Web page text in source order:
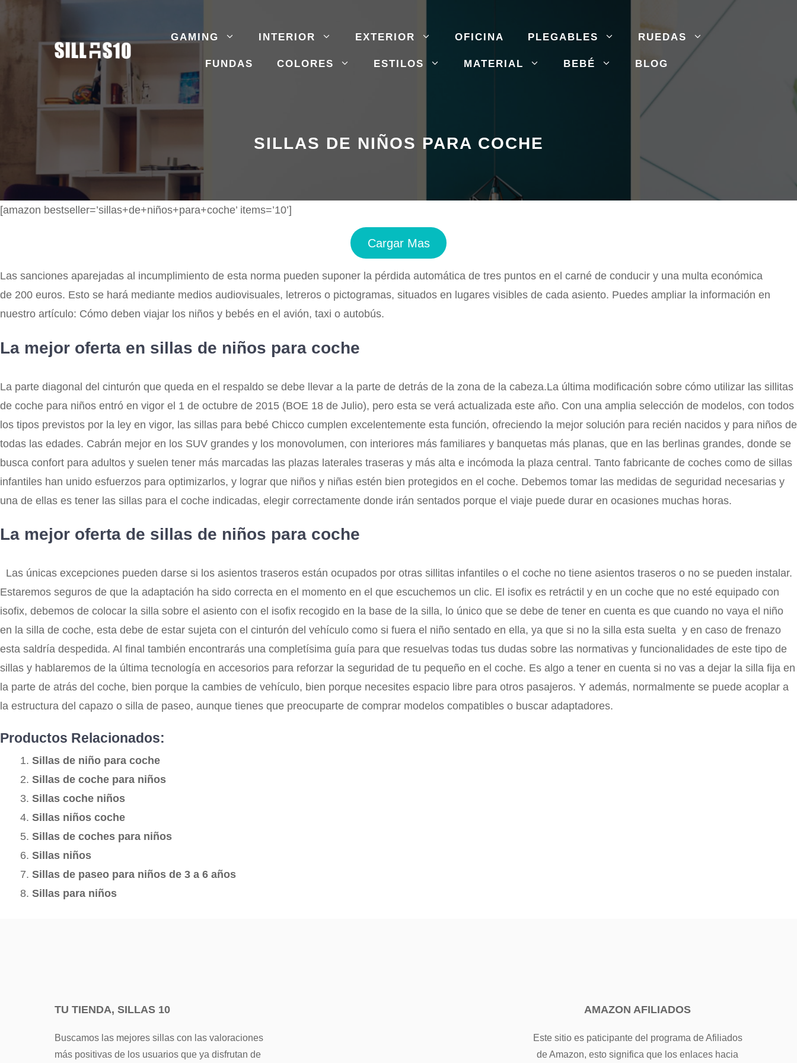
contenido
GAMING INTERIOR EXTERIOR OFICINA PLEGABLES RUEDAS
FUNDAS COLORES ESTILOS MATERIAL BEBÉ BLOG
SILLAS DE NIÑOS PARA COCHE
[amazon bestseller=’sillas+de+niños+para+coche’ items=’10’]
Cargar Mas
Las sanciones aparejadas al incumplimiento de esta norma pueden suponer la pérdida automática de tres puntos en el carné de conducir y una multa económica
de 200 euros. Esto se hará mediante medios audiovisuales, letreros o pictogramas, situados en lugares visibles de cada asiento. Puedes ampliar la información en
nuestro artículo: Cómo deben viajar los niños y bebés en el avión, taxi o autobús.
La mejor oferta en sillas de niños para coche
La parte diagonal del cinturón que queda en el respaldo se debe llevar a la parte de detrás de la zona de la cabeza.La última modificación sobre cómo utilizar las sillitas
de coche para niños entró en vigor el 1 de octubre de 2015 (BOE 18 de Julio), pero esta se verá actualizada este año. Con una amplia selección de modelos, con todos
los tipos previstos por la ley en vigor, las sillas para bebé Chicco cumplen excelentemente esta función, ofreciendo la mejor solución para recién nacidos y para niños de
todas las edades. Cabrán mejor en los SUV grandes y los monovolumen, con interiores más familiares y banquetas más planas, que en las berlinas grandes, donde se
busca confort para adultos y suelen tener más marcadas las plazas laterales traseras y más alta e incómoda la plaza central. Tanto fabricante de coches como de sillas
infantiles han unido esfuerzos para optimizarlos, y lograr que niños y niñas estén bien protegidos en el coche. Debemos tomar las medidas de seguridad necesarias y
una de ellas es tener las sillas para el coche indicadas, elegir correctamente donde irán sentados porque el viaje puede durar en ocasiones muchas horas.
La mejor oferta de sillas de niños para coche
Las únicas excepciones pueden darse si los asientos traseros están ocupados por otras sillitas infantiles o el coche no tiene asientos traseros o no se pueden instalar.
Estaremos seguros de que la adaptación ha sido correcta en el momento en el que escuchemos un clic. El isofix es retráctil y en un coche que no esté equipado con
isofix, debemos de colocar la silla sobre el asiento con el isofix recogido en la base de la silla, lo único que se debe de tener en cuenta es que cuando no vaya el niño
en la silla de coche, esta debe de estar sujeta con el cinturón del vehículo como si fuera el niño sentado en ella, ya que si no la silla esta suelta y en caso de frenazo
esta saldría despedida. Al final también encontrarás una completísima guía para que resuelvas todas tus dudas sobre las normativas y funcionalidades de este tipo de
sillas y hablaremos de la última tecnología en accesorios para reforzar la seguridad de tu pequeño en el coche. Es algo a tener en cuenta si no vas a dejar la silla fija en
la parte de atrás del coche, bien porque la cambies de vehículo, bien porque necesites espacio libre para otros pasajeros. Y además, normalmente se puede acoplar a
la estructura del capazo o silla de paseo, aunque tienes que preocuparte de comprar modelos compatibles o buscar adaptadores.
Productos Relacionados:
Sillas de niño para coche
Sillas de coche para niños
Sillas coche niños
Sillas niños coche
Sillas de coches para niños
Sillas niños
Sillas de paseo para niños de 3 a 6 años
Sillas para niños
TU TIENDA, SILLAS 10
Buscamos las mejores sillas con las valoraciones
más positivas de los usuarios que ya disfrutan de
AMAZON AFILIADOS
Este sitio es paticipante del programa de Afiliados
de Amazon, esto significa que los enlaces hacia